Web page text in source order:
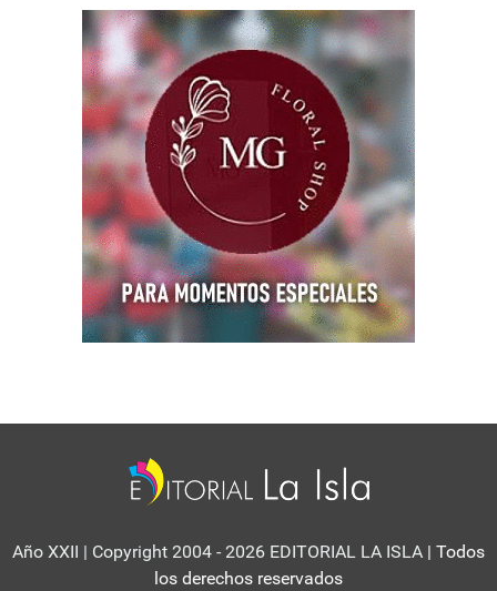
Año XXII | Copyright 2004 - 2026 EDITORIAL LA ISLA | Todos
los derechos reservados